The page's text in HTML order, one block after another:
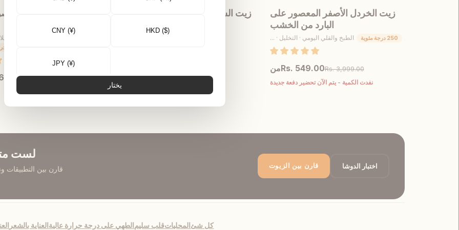
زيت القرطم الخشبي
الطبخ الخفيف · الخبز ·
Rs. 8,990.00
اختر
أُوكَازيُون
زيت السمسم الأبيض المعصور على
البارد من الخشب
منRs. 499.00Rs. 5,999.00
عرض المنتج
أُوكَازيُون
زيت الخردل الأصفر المعصور على
البارد من الخشب
الطبخ والقلي اليومي · التخليل · ... 250 درجة مئوية
منRs. 549.00Rs. 3,999.00
نفدت الكمية - يتم الآن تحضير دفعة جديدة
لست
قارن بين التطبيقات
قارن بين الزيوت اختبار الدوشا
العناية بالشعرالطهي على درجة حرارة عاليةقلب سليمالمحلياتكل شئ
CNY (¥) HKD ($)
JPY (¥)
English عربي
Türkçe
يختار